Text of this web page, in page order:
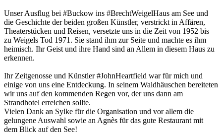
Unser Ausflug bei #Buckow ins #BrechtWeigelHaus am See und
die Geschichte der beiden großen Künstler, verstrickt in Affären,
Theaterstücken und Reisen, versetzte uns in die Zeit von 1952 bis
zu Weigels Tod 1971. Sie stand ihm zur Seite und machte es ihm
heimisch. Ihr Geist und ihre Hand sind an Allem in diesem Haus zu
erkennen.
Ihr Zeitgenosse und Künstler #JohnHeartfield war für mich und
einige von uns eine Entdeckung. In seinem Waldhäuschen bereiteten
wir uns auf den kommenden Regen vor, der uns dann am
Strandhotel erreichen sollte.
Vielen Dank an Sylke für die Organisation und vor allem die
gelungene Auswahl sowie an Agnès für das gute Restaurant mit
dem Blick auf den See!